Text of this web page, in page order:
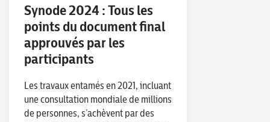
Synode 2024 : Tous les
points du document final
approuvés par les
participants
Les travaux entamés en 2021, incluant
une consultation mondiale de millions
de personnes, s’achèvent par des